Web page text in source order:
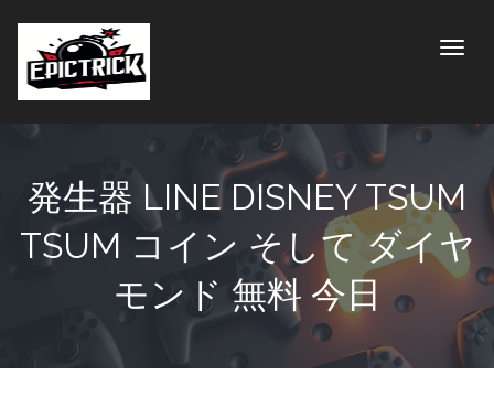
発生器 LINE DISNEY TSUM
TSUM コイン そして ダイヤ
モンド 無料 今日